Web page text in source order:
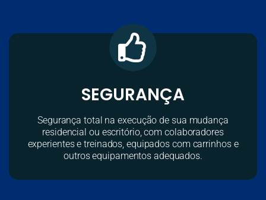
SEGURANÇA
Segurança total na execução de sua mudança
residencial ou escritório, com colaboradores
experientes e treinados, equipados com carrinhos e
outros equipamentos adequados.